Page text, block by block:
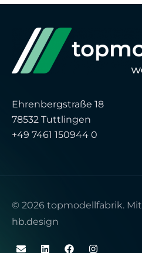
Ehrenbergstraße 18
78532 Tuttlingen
+49 7461 150944 0
© 2026 topmodellfabrik. Mit
hb.design